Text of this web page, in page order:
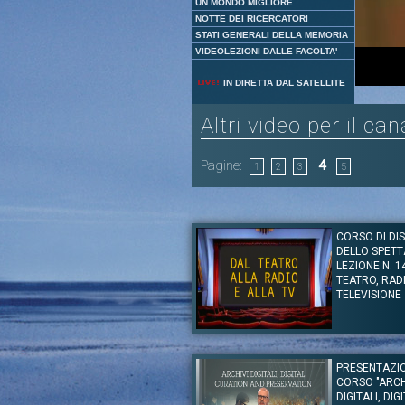
UN MONDO MIGLIORE
NOTTE DEI RICERCATORI
STATI GENERALI DELLA MEMORIA
VIDEOLEZIONI DALLE FACOLTA'
IN DIRETTA DAL SATELLITE
Altri video per il
Pagine: 1 2 3 4 5
CORSO DI
DELLO
LEZIONE N.
TEATRO,
TELEVISIONE
Autore:Prof. Enrico Menduni - Università
Canale:Beni Culturali
Tag:Enrico Menduni|Beni culturali
CORSO
DIGITALI,